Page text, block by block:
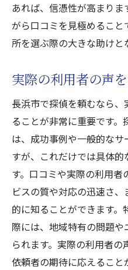
あれば、信憑性が高まり
がら口コミを見極めるこ
所を選ぶ際の大きな助けと
実際の利用者の声
長浜市で探偵を頼むなら
ることが非常に重要です
は、成功事例や一般的な
すが、これだけでは具体
す。口コミや実際の利用者
ビスの質や対応の迅速さ
的に知ることができます
際には、地域特有の問題
られます。実際の利用者
依頼者の期待に応えるこ